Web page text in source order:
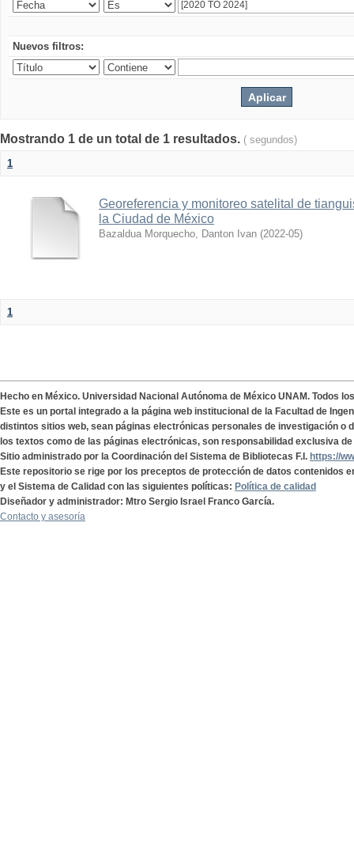
Nuevos filtros:
Mostrando 1 de un total de 1 resultados. ( segundos)
1
Georeferencia y monitoreo satelital de
la Ciudad de México
Bazaldua Morquecho, Danton Ivan (2022-05)
1
Hecho en México. Universidad Nacional Autónoma de México UNAM. Todos
Este es un portal integrado a la página web institucional de la Facultad de
distintos sitios web, sean páginas electrónicas personales de investigación o
los textos como de las páginas electrónicas, son responsabilidad exclusiva
Sitio administrado por la Coordinación del Sistema de Bibliotecas F.I. https://
Este repositorio se rige por los preceptos de protección de datos contenidos
y el Sistema de Calidad con las siguientes políticas: Política de calidad
Diseñador y administrador: Mtro Sergio Israel Franco García.
Contacto y asesoría